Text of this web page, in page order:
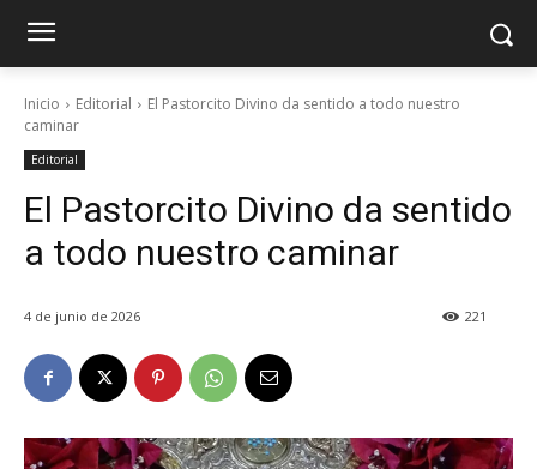
Inicio Editorial
El Pastorcito Divino da sentido a todo nuestro
caminar
Editorial
El Pastorcito Divino da sentido
a todo nuestro caminar
4 de junio de 2026 221